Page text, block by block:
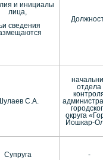
и инициалы
лица,
сведения
Шулаев С.А.
отдела
округа
Йошкар-
Супруга -